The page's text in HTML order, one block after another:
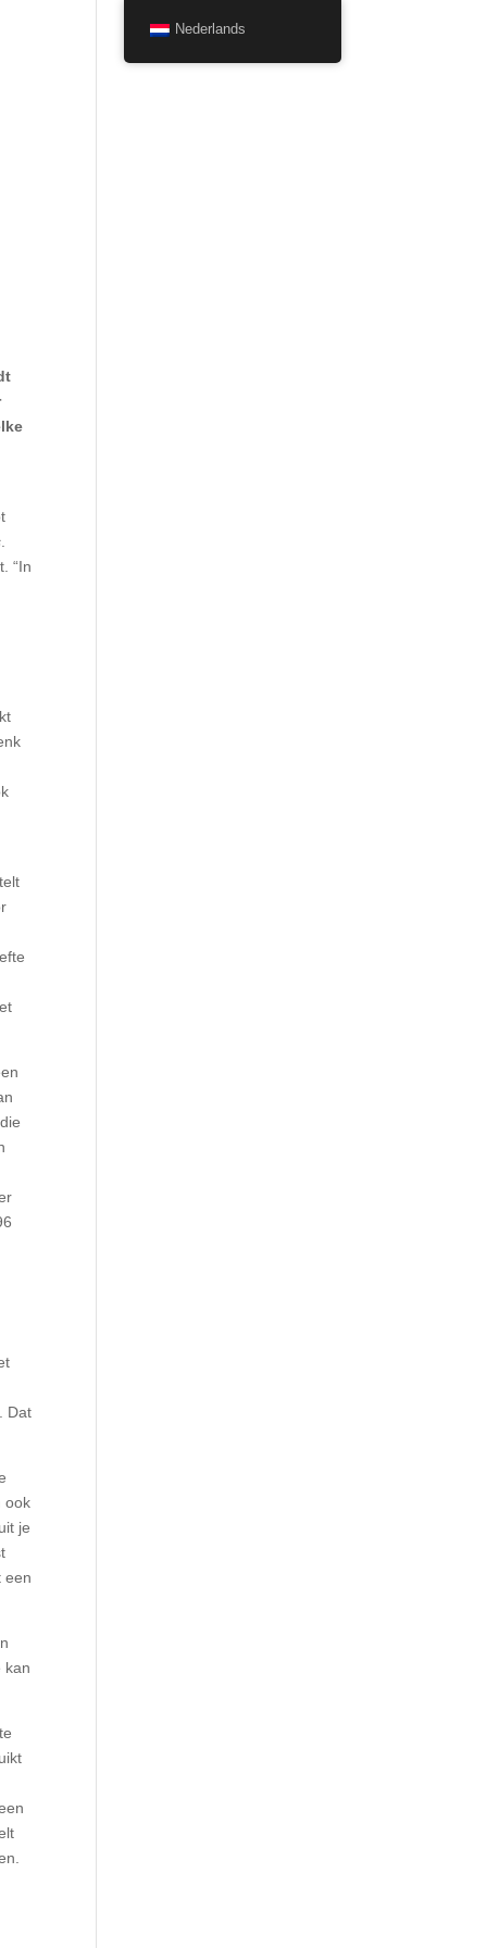
.
“In
Dat
ook
je
een
kan
Nederlands